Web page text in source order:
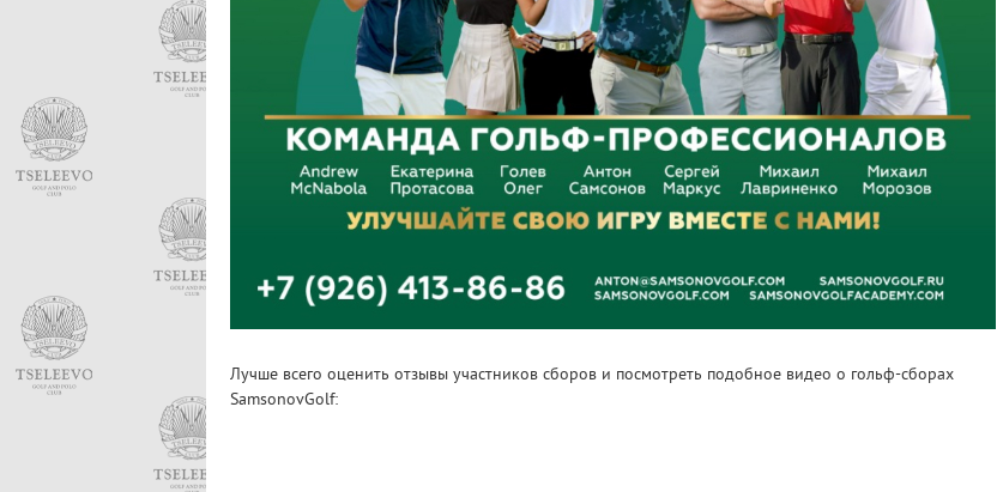
Лучше всего оценить отзывы участников сборов и посмотреть подобное видео о гольф-сборах
SamsonovGolf: